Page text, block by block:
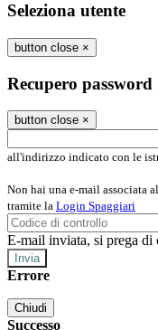
Seleziona utente
button close ×
Recupero password
button close ×
all'indirizzo indicato con le
Non hai una e-mail associata
tramite la Login Spaggiari
E-mail inviata, si prega di
Errore
Chiudi
Successo